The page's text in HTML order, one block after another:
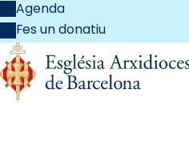
Agenda
Fes un donatiu